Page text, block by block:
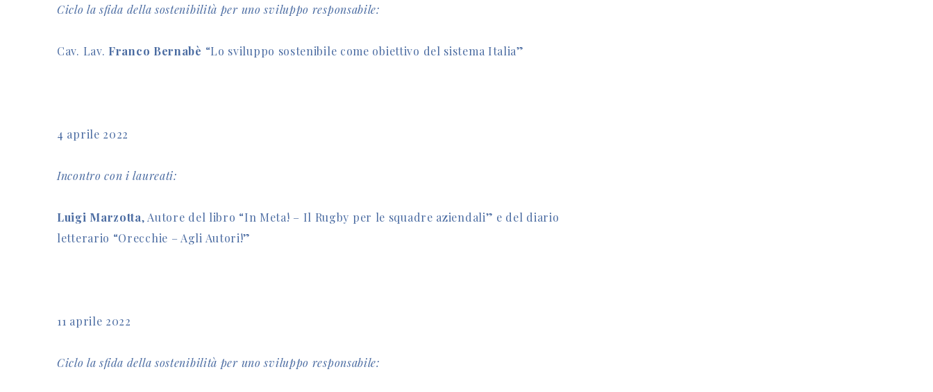
Ciclo la sfida della sostenibilità per uno sviluppo responsabile:
Cav. Lav. Franco Bernabè “Lo sviluppo sostenibile come obiettivo del sistema Italia”
4 aprile 2022
Incontro con i laureati:
Luigi Marzotta, Autore del libro “In Meta! – Il Rugby per le squadre aziendali” e del diario
letterario “Orecchie – Agli Autori!”
11 aprile 2022
Ciclo la sfida della sostenibilità per uno sviluppo responsabile: